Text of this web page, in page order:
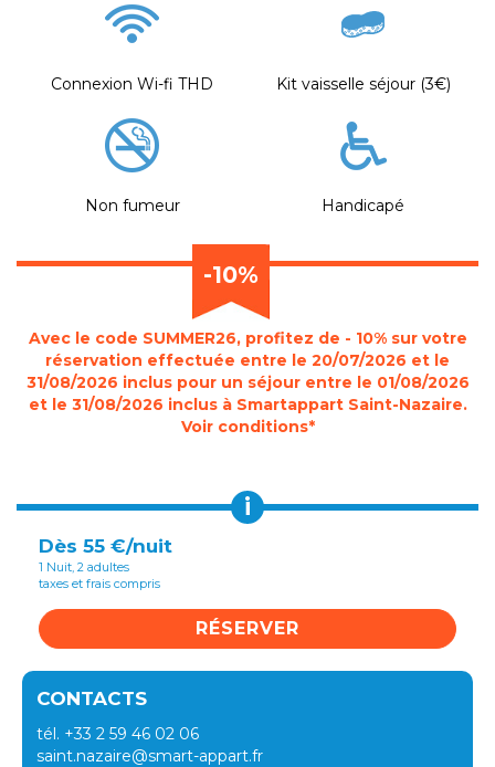
Connexion Wi-fi THD Kit vaisselle séjour (3€)
Non fumeur Handicapé
-10%
Avec le code SUMMER26, profitez de - 10% sur votre
réservation effectuée entre le 20/07/2026 et le
31/08/2026 inclus pour un séjour entre le 01/08/2026
et le 31/08/2026 inclus à Smartappart Saint-Nazaire.
Voir conditions*
i
Dès 55 €/nuit
1 Nuit, 2 adultes
taxes et frais compris
RÉSERVER
CONTACTS
tél. +33 2 59 46 02 06
saint.nazaire@smart-appart.fr